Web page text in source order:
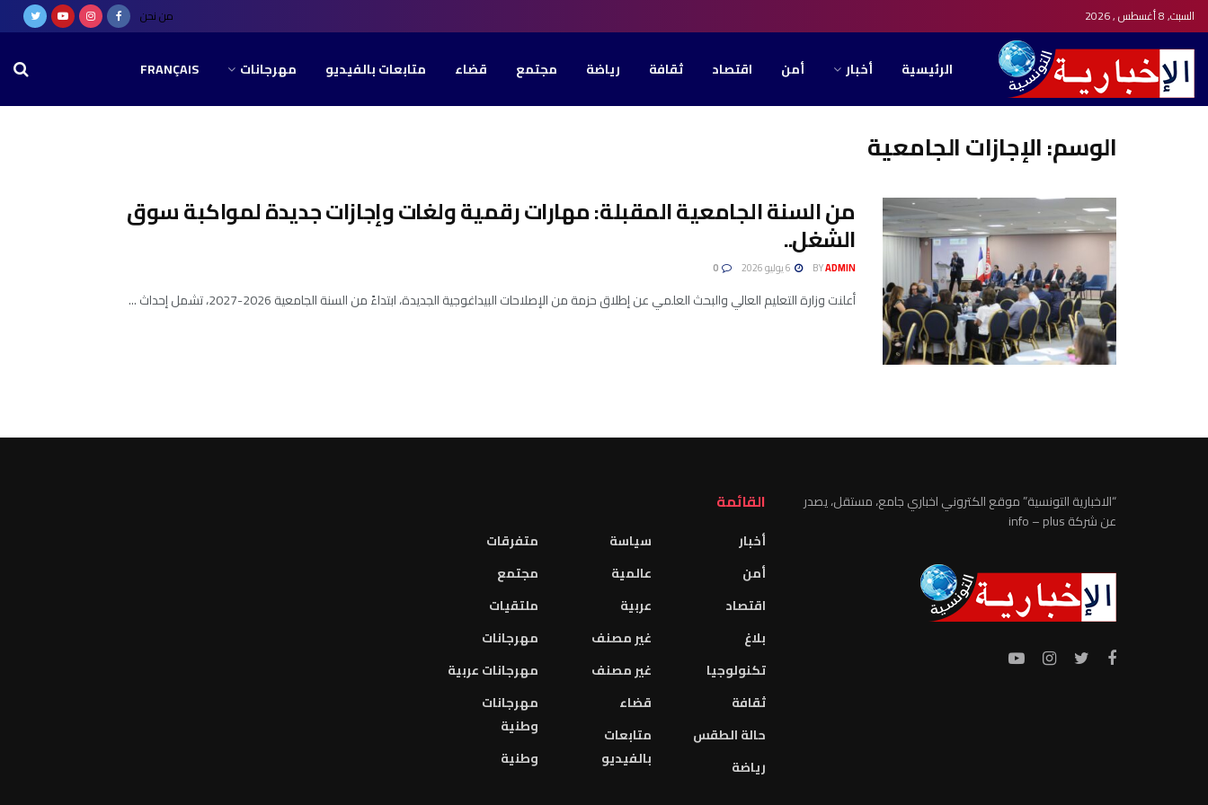
السبت, 8 أغسطس , 2026 من نحن
الرئيسية أخبار أمن اقتصاد ثقافة رياضة مجتمع قضاء متابعات بالفيديو مهرجانات FRANÇAIS
الوسم:الإجازات الجامعية
من السنة الجامعية المقبلة: مهارات رقمية ولغات وإجازات جديدة لمواكبة سوق
الشغل..
BYADMIN
أعلنت وزارة التعليم العالي والبحث العلمي عن إطلاق حزمة من الإصلاحات البيداغوجية الجديدة، ابتداءً من السنة الجامعية 2026-2027، تشمل إحداث ...
“الاخبارية التونسية” موقع الكتروني اخباري جامع، مستقل، يصدر
عن شركة info – plus
القائمة
أخبار
أمن
اقتصاد
بلاغ
تكنولوجيا
ثقافة
حالة الطقس
رياضة
سياسة
عالمية
عربية
غير مصنف
غير مصنف
قضاء
متابعات
بالفيديو
متفرقات
مجتمع
ملتقيات
مهرجانات
مهرجانات عربية
مهرجانات
وطنية
وطنية